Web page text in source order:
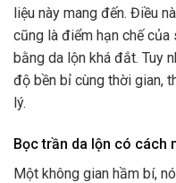
liệu này mang đến. Điều
cũng là điểm hạn chế
bằng da lộn khá đắt. Tuy
độ bền bỉ cùng thời gian,
lý.
Bọc trần da lộn có cách
Một không gian hầm bí,